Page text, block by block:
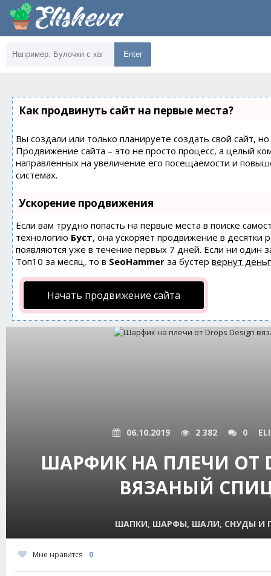
Enter
Как продвинуть сайт на первые места?
Вы создали или только планируете создать свой сайт,
Продвижение сайта – это не просто процесс, а целый
направленных на увеличение его посещаемости и
системах.
Ускорение продвижения
Если вам трудно попасть на первые места в поиске
технологию Буст, она ускоряет продвижение в десятки
появляются уже в течение первых 7 дней. Если ни один
Топ10 за месяц, то в SeoHammer за бустер вернут
Начать продвижение сайта
06.10.2019 2 382 0
ШАРФИК НА ПЛЕЧИ ОТ
ВЯЗАНЫЙ
ШАПКИ, ШАРФЫ, ШАЛИ, СНУДЫ И
Мне нравится 0